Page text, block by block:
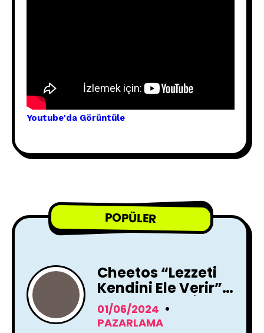
Youtube'da Görüntüle
POPÜLER
Cheetos “Lezzeti
Kendini Ele Verir”
Reklam Filmi İle
Yayında !
01/06/2024
PAZARLAMA